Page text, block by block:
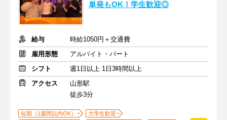
単発もOK！学生歓迎◎
給与
時給1050円＋交通費
雇用形態
アルバイト・パート
シフト
週1日以上 1日3時間以上
アクセス
山形駅
徒歩3分
短期（1週間以内OK）
大学生歓迎